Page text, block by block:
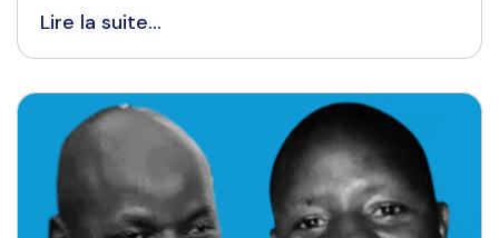
Lire la suite...